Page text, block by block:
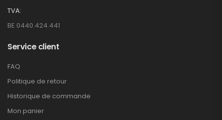
TVA:
BE 0440.424.441
Service client
FAQ
Politique de retour
Historique de commande
Mon panier